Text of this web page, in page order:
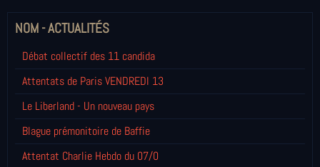
NOM - ACTUALITÉS
Débat collectif des 11 candida
Attentats de Paris VENDREDI 13
Le Liberland - Un nouveau pays
Blague prémonitoire de Baffie
Attentat Charlie Hebdo du 07/0